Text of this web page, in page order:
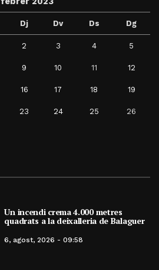
Dj Dv Ds Dg
2 3 4 5
9 10 11 12
16 17 18 19
23 24 25 26
Un incendi crema 4.000 metres
quadrats a la deixalleria de Balaguer
6, agost, 2026 - 09:58